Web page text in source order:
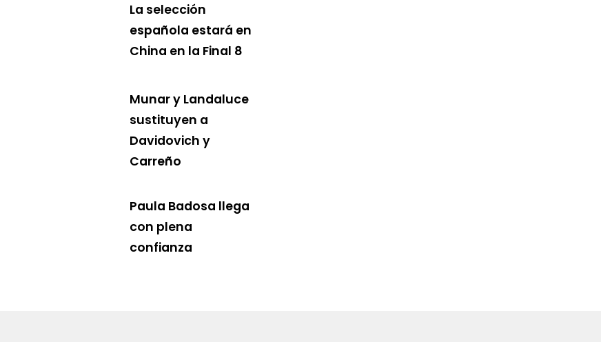
La selección
española estará en
China en la Final 8
Munar y Landaluce
sustituyen a
Davidovich y
Carreño
Paula Badosa llega
con plena
confianza